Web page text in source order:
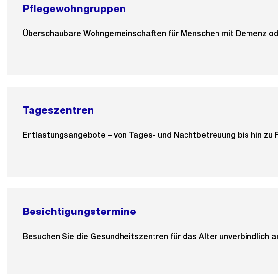
Pflegewohngruppen
Überschaubare Wohngemeinschaften für Menschen mit Demenz
Tageszentren
Entlastungsangebote – von Tages- und Nachtbetreuung bis hin zu
Besichtigungstermine
Besuchen Sie die Gesundheitszentren für das Alter unverbindlich